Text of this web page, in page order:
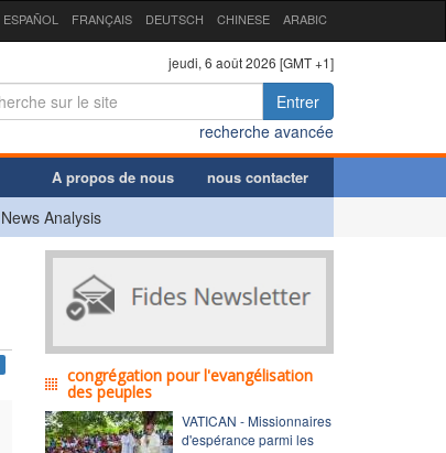
ESPAÑOL FRANÇAIS DEUTSCH CHINESE ARABIC
jeudi, 6 août 2026 [GMT +1]
Entrer
recherche avancée
A propos de nous nous contacter
News Analysis
congrégation pour l'evangélisation
des peuples
VATICAN - Missionnaires
d'espérance parmi les